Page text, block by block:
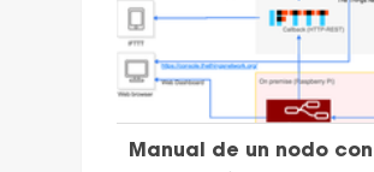
Manual de un nodo con